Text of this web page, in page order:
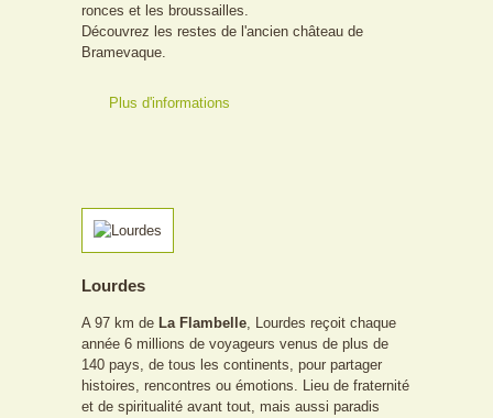
ronces et les broussailles.
Découvrez les restes de l'ancien château de
Bramevaque.
Plus d'informations
Lourdes
A 97 km de La Flambelle, Lourdes reçoit chaque
année 6 millions de voyageurs venus de plus de
140 pays, de tous les continents, pour partager
histoires, rencontres ou émotions. Lieu de fraternité
et de spiritualité avant tout, mais aussi paradis